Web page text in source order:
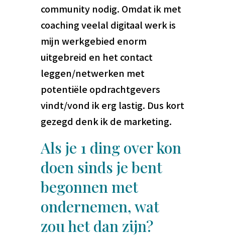
community nodig. Omdat ik met
coaching veelal digitaal werk is
mijn werkgebied enorm
uitgebreid en het contact
leggen/netwerken met
potentiële opdrachtgevers
vindt/vond ik erg lastig. Dus kort
gezegd denk ik de marketing.
Als je 1 ding over kon
doen sinds je bent
begonnen met
ondernemen, wat
zou het dan zijn?